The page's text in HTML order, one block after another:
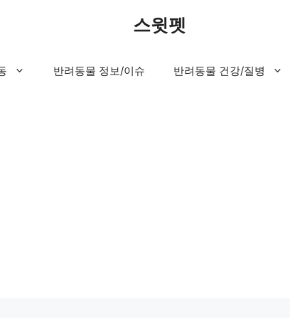
스윗펫
반려동물 정보/이슈 반려동물 건강/질병